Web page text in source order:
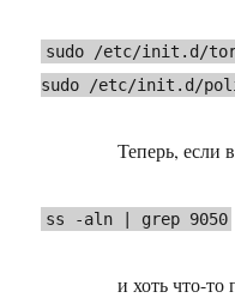
sudo /etc/init.d/
sudo /etc/init.d/
Теперь, если
ss -aln | grep 9050
и хоть что-то